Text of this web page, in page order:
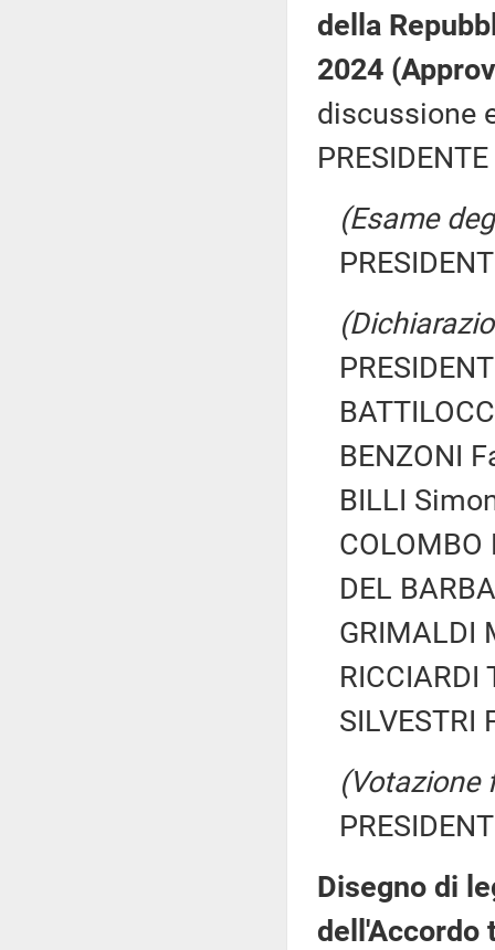
della
2024
discussione
(Esame
BENZONI
BILLI
DEL
GRIMALDI
(Votazione
Disegno di
dell'Accordo